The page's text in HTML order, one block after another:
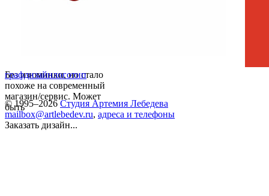
Без изюминки, но стало
похоже на современный
магазин/сервис. Может
быть
графдизайнлоготип
© 1995–2026 Студия Артемия Лебедева
mailbox@artlebedev.ru, адреса и телефоны
Заказать дизайн...